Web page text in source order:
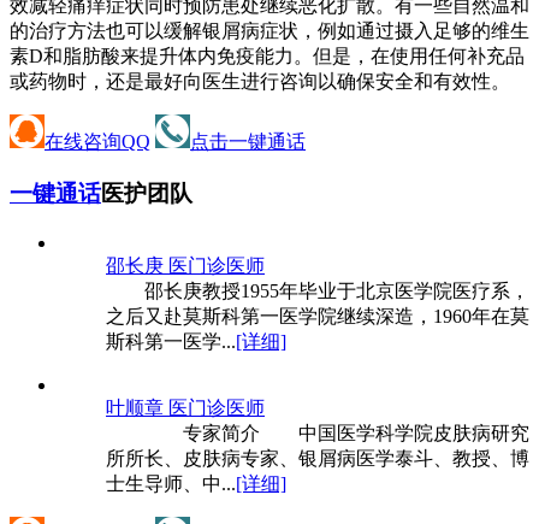
效减轻痛痒症状同时预防患处继续恶化扩散。有一些自然温和
的治疗方法也可以缓解银屑病症状，例如通过摄入足够的维生
素D和脂肪酸来提升体内免疫能力。但是，在使用任何补充品
或药物时，还是最好向医生进行咨询以确保安全和有效性。
在线咨询QQ 点击一键通话
一键通话医护团队
邵长庚 医门诊医师
邵长庚教授1955年毕业于北京医学院医疗系，
之后又赴莫斯科第一医学院继续深造，1960年在莫
斯科第一医学...[详细]
叶顺章 医门诊医师
专家简介 中国医学科学院皮肤病研究
所所长、皮肤病专家、银屑病医学泰斗、教授、博
士生导师、中...[详细]